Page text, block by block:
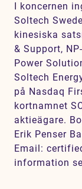
I koncernen
Soltech
kinesiska
& Support,
Power
Soltech
på Nasdaq
kortnamnet
aktieägare.
Erik Penser
Email:
information